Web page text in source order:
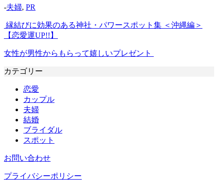
-夫婦, PR
縁結びに効果のある神社・パワースポット集 ＜沖縄編＞
【恋愛運UP!!】
女性が男性からもらって嬉しいプレゼント
カテゴリー
恋愛
カップル
夫婦
結婚
ブライダル
スポット
お問い合わせ
プライバシーポリシー